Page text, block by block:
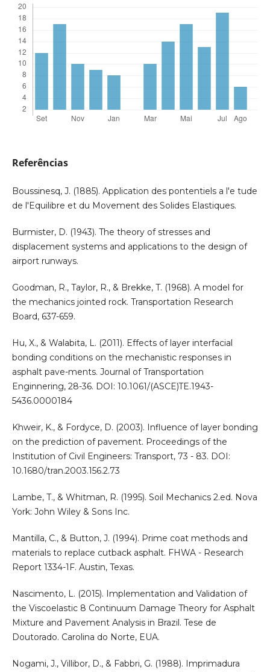
Referências
Boussinesq, J. (1885). Application des pontentiels a l'e tude
de l'Equilibre et du Movement des Solides Elastiques.
Burmister, D. (1943). The theory of stresses and
displacement systems and applications to the design of
airport runways.
Goodman, R., Taylor, R., & Brekke, T. (1968). A model for
the mechanics jointed rock. Transportation Research
Board, 637-659.
Hu, X., & Walabita, L. (2011). Effects of layer interfacial
bonding conditions on the mechanistic responses in
asphalt pave-ments. Journal of Transportation
Enginnering, 28-36. DOI: 10.1061/(ASCE)TE.1943-
5436.0000184
Khweir, K., & Fordyce, D. (2003). Influence of layer bonding
on the prediction of pavement. Proceedings of the
Institution of Civil Engineers: Transport, 73 - 83. DOI:
10.1680/tran.2003.156.2.73
Lambe, T., & Whitman, R. (1995). Soil Mechanics 2.ed. Nova
York: John Wiley & Sons Inc.
Mantilla, C., & Button, J. (1994). Prime coat methods and
materials to replace cutback asphalt. FHWA - Research
Report 1334-1F. Austin, Texas.
Nascimento, L. (2015). Implementation and Validation of
the Viscoelastic 8 Continuum Damage Theory for Asphalt
Mixture and Pavement Analysis in Brazil. Tese de
Doutorado. Carolina do Norte, EUA.
Nogami, J., Villibor, D., & Fabbri, G. (1988). Imprimadura